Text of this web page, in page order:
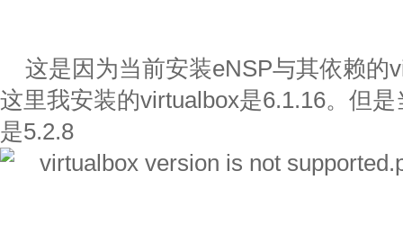
这是因为当前安装eNSP与其依赖的
这里我安装的virtualbox是6.1.16。但
是5.2.8